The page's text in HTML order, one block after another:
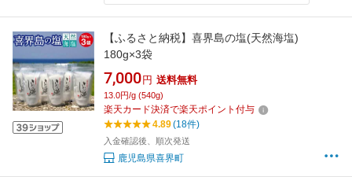
【ふるさと納税】喜界島の塩(天然海塩)
180g×3袋
7,000 円 送料無料
13.0円/g (540g)
楽天カード決済で楽天ポイント付与
4.89(18件)
入金確認後、順次発送
鹿児島県喜界町